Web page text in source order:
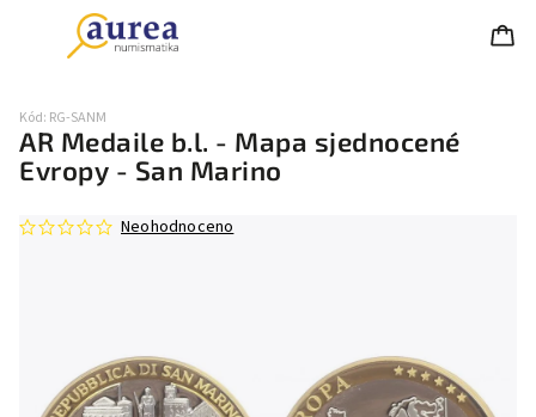
AR Medaile b.l. - Mapa sjednocené
Evropy - San Marino
Kód: RG-SANM
Neohodnoceno